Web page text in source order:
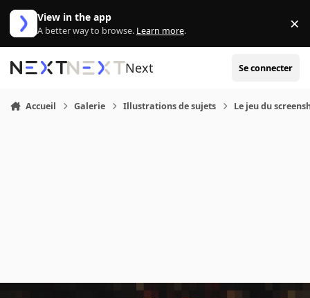
Aller au contenu
View in the app
A better way to browse. Learn more. ×
Next Se connecter
Accueil Galerie Illustrations de sujets Le jeu du